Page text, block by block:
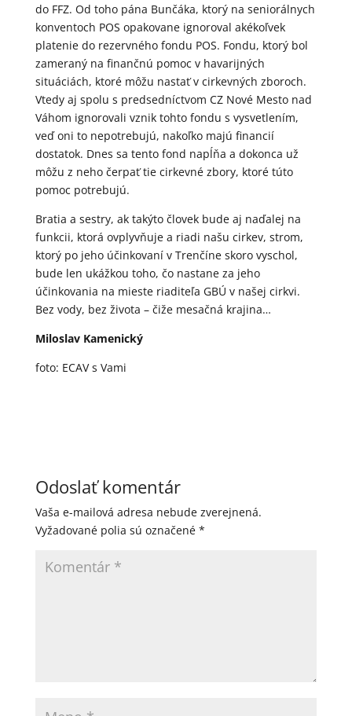
do FFZ. Od toho pána Bunčáka, ktorý na seniorálnych
konventoch POS opakovane ignoroval akékoľvek
platenie do rezervného fondu POS. Fondu, ktorý bol
zameraný na finančnú pomoc v havarijných
situáciách, ktoré môžu nastať v cirkevných zboroch.
Vtedy aj spolu s predsedníctvom CZ Nové Mesto nad
Váhom ignorovali vznik tohto fondu s vysvetlením,
veď oni to nepotrebujú, nakoľko majú financií
dostatok. Dnes sa tento fond napĺňa a dokonca už
môžu z neho čerpať tie cirkevné zbory, ktoré túto
pomoc potrebujú.
Bratia a sestry, ak takýto človek bude aj naďalej na
funkcii, ktorá ovplyvňuje a riadi našu cirkev, strom,
ktorý po jeho účinkovaní v Trenčíne skoro vyschol,
bude len ukážkou toho, čo nastane za jeho
účinkovania na mieste riaditeľa GBÚ v našej cirkvi.
Bez vody, bez života – čiže mesačná krajina…
Miloslav Kamenický
foto: ECAV s Vami
Odoslať komentár
Vaša e-mailová adresa nebude zverejnená.
Vyžadované polia sú označené *